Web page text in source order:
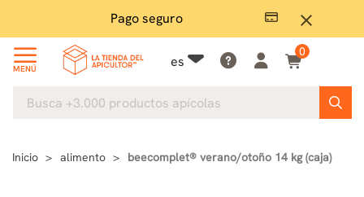
close
Pago seguro
MENÚ es
0
Inicio alimento beecomplet® verano/otoño 14 kg (caja)